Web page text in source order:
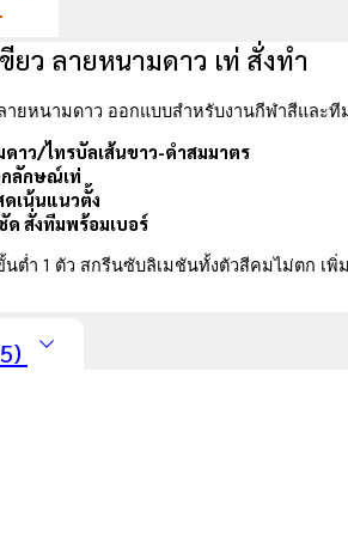
ยว ลายหนามดาว เท่ สั่งทำ
ายหนามดาว ออกแบบสำหรับงานกีฬาสีและที
าว/ไทรบัลเส้นขาว-ดำสมมาตร
กลักษณ์เท่
เน้นแนวตั้ง
สั่งทีมพร้อมเบอร์
ต่ำ 1 ตัว สกรีนซับลิเมชันทั้งตัวสีคมไม่ตก เพิ่